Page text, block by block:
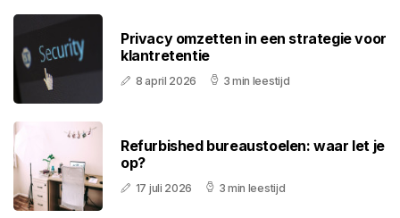
Privacy omzetten in een strategie voor
klantretentie
8 april 2026 3 min leestijd
Refurbished bureaustoelen: waar let je
op?
17 juli 2026 3 min leestijd